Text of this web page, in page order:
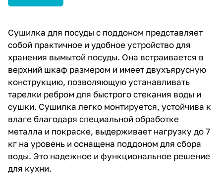
Сушилка для посуды с поддоном представляет
собой практичное и удобное устройство для
хранения вымытой посуды. Она встраивается в
верхний шкаф размером и имеет двухъярусную
конструкцию, позволяющую устанавливать
тарелки ребром для быстрого стекания воды и
сушки. Сушилка легко монтируется, устойчива к
влаге благодаря специальной обработке
металла и покраске, выдерживает нагрузку до 7
кг на уровень и оснащена поддоном для сбора
воды. Это надежное и функциональное решение
для кухни.